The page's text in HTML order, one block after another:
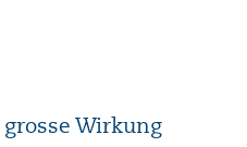
Wirkung